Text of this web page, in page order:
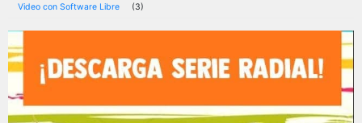
Video con Software Libre (3)